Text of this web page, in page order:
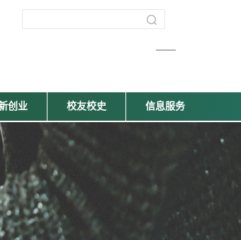
——
创业 校友校史 信息服务